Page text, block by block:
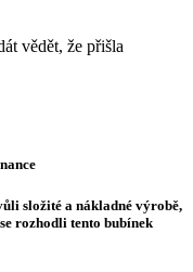
vědět, že přišla
složité a nákladné výrobě,
rozhodli tento bubínek